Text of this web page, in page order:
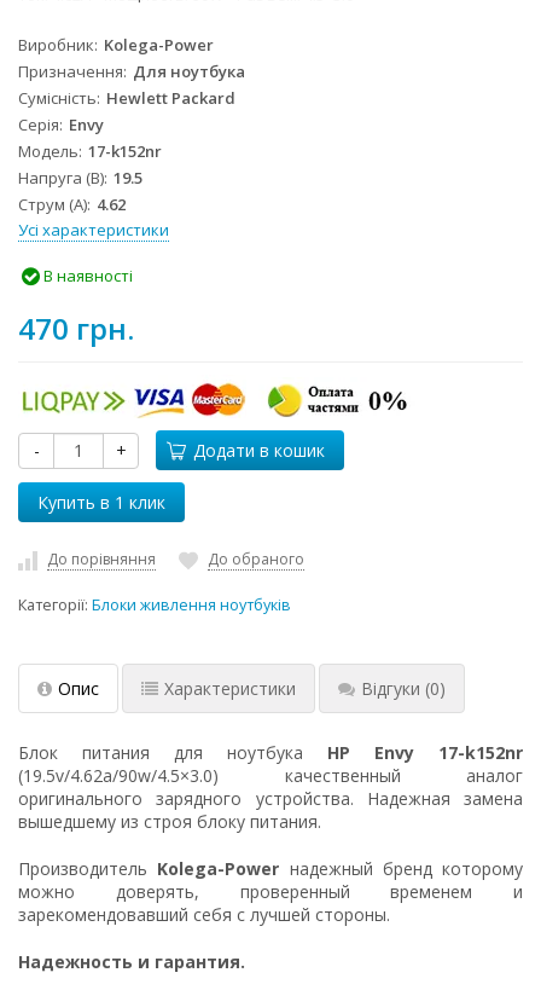
Виробник Kolega-Power
Призначення Для ноутбука
Сумісність Hewlett Packard
Серія Envy
Модель 17-k152nr
Напруга (В) 19.5
Струм (А) 4.62
Усі характеристики
В наявності
470 грн.
- + Додати в кошик
До порівняння До обраного
Категорії: Блоки живлення ноутбуків
Опис Характеристики Відгуки (0)
Блок питания для ноутбука HP Envy 17-k152nr
(19.5v/4.62a/90w/4.5×3.0) качественный аналог
оригинального зарядного устройства. Надежная замена
вышедшему из строя блоку питания.
Производитель Kolega-Power надежный бренд которому
можно доверять, проверенный временем и
зарекомендовавший себя с лучшей стороны.
Надежность и гарантия.